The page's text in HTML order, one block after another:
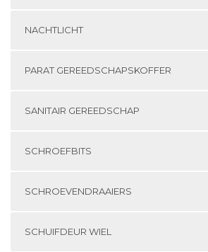
NACHTLICHT
PARAT GEREEDSCHAPSKOFFER
SANITAIR GEREEDSCHAP
SCHROEFBITS
SCHROEVENDRAAIERS
SCHUIFDEUR WIEL